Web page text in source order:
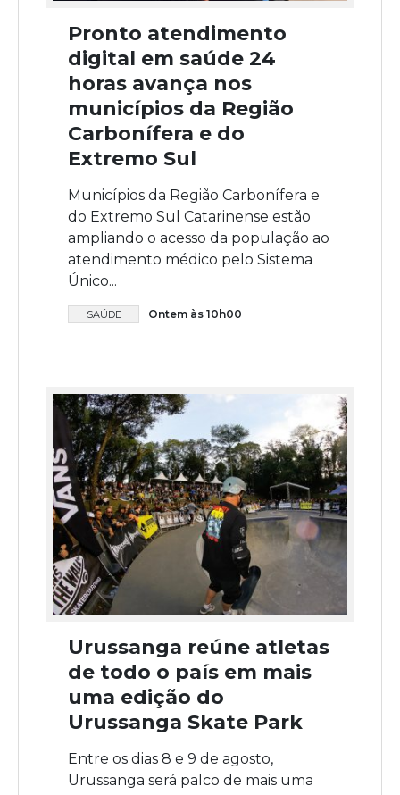
Pronto atendimento
digital em saúde 24
horas avança nos
municípios da Região
Carbonífera e do
Extremo Sul
Municípios da Região Carbonífera e
do Extremo Sul Catarinense estão
ampliando o acesso da população ao
atendimento médico pelo Sistema
Único...
SAÚDE Ontem às 10h00
Urussanga reúne atletas
de todo o país em mais
uma edição do
Urussanga Skate Park
Entre os dias 8 e 9 de agosto,
Urussanga será palco de mais uma